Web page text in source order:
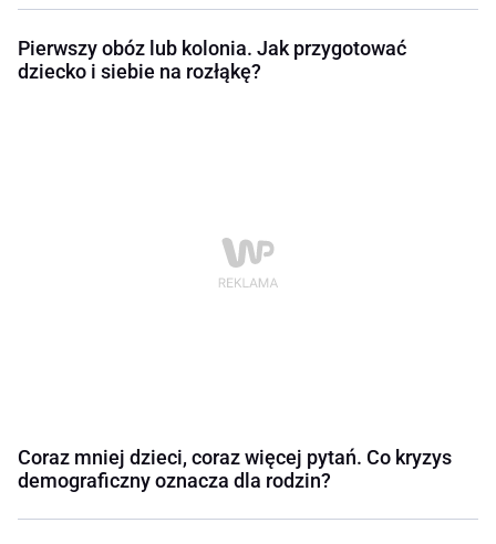
Pierwszy obóz lub kolonia. Jak przygotować
dziecko i siebie na rozłąkę?
Coraz mniej dzieci, coraz więcej pytań. Co kryzys
demograficzny oznacza dla rodzin?